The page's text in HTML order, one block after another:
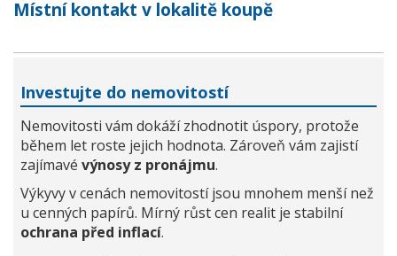
Místní kontakt v lokalitě koupě
Investujte do nemovitostí
Nemovitosti vám dokáží zhodnotit úspory, protože
během let roste jejich hodnota. Zároveň vám zajistí
zajímavé výnosy z pronájmu.
Výkyvy v cenách nemovitostí jsou mnohem menší než
u cenných papírů. Mírný růst cen realit je stabilní
ochrana před inflací.